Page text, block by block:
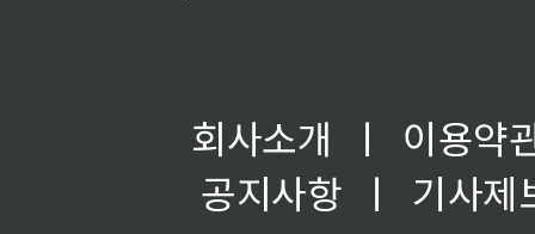
회사소개 ㅣ
이용약
공지사항
ㅣ
기사제